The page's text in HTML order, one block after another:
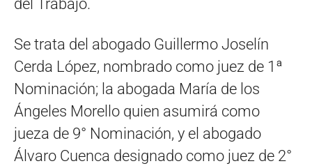
del Trabajo.
Se trata del abogado Guillermo Joselín
Cerda López, nombrado como juez de 1ª
Nominación; la abogada María de los
Ángeles Morello quien asumirá como
jueza de 9° Nominación, y el abogado
Álvaro Cuenca designado como juez de 2°